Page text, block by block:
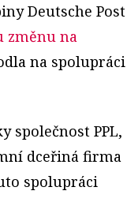
Deutsche Post
změnu na
na spolupráci
společnost PPL,
dceřiná firma
spolupráci